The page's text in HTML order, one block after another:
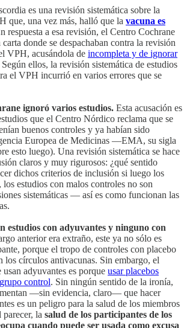
es una revisión sistemática sobre la
que, una vez más, halló que la vacuna es
respuesta a esa revisión, el Centro Cochrane
donde se despachaban contra la revisión
VPH, acusándola de incompleta y de ignorar
Según ellos, la revisión sistemática de estudios
el VPH incurrió en varios errores que se
ignoró varios estudios. Esta acusación es
que el Centro Nórdico reclama que se
buenos controles y ya habían sido
Europea de Medicinas —EMA, su sigla
esto luego). Una revisión sistemática se hace
claros y muy rigurosos: ¿qué sentido
dichos criterios de inclusión si luego los
estudios con malos controles no son
sistemáticas — así es como funcionan las
estudios con adyuvantes y ninguno con
anterior era extraño, este ya no sólo es
porque el tropo de controles con placebo
los círculos antivacunas. Sin embargo, el
adyuvantes es porque usar placebos
control. Sin ningún sentido de la ironía,
—sin evidencia, claro— que hacer
es un peligro para la salud de los miembros
la salud de los participantes de los
cuando puede ser usada como excusa